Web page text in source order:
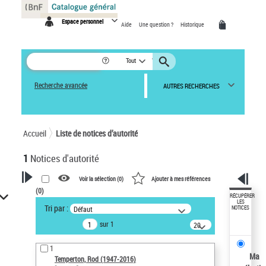
Espace personnel Aide Une question ? Historique
Tout
Recherche avancée AUTRES RECHERCHES
Accueil Liste de notices d’autorité
1 Notices d'autorité
VOTRE RECHERCHE
Recherche avancée dans les
notices d’autorité
Œuvres liées à l'auteur :
Temperton, Rod (1947-2016)
Voir la sélection (0) Ajouter à mes références
(0)
Tri par : Défaut
sur 1
20
résultats/page
1
Temperton, Rod (1947-2016)
RÉCUPÉRER
LES
NOTICES
Ma
Panneau de gestion des cookies